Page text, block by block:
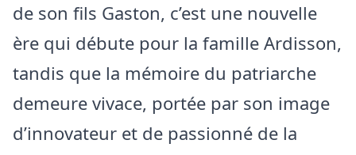
de son fils Gaston, c’est une nouvelle
ère qui débute pour la famille Ardisson,
tandis que la mémoire du patriarche
demeure vivace, portée par son image
d’innovateur et de passionné de la